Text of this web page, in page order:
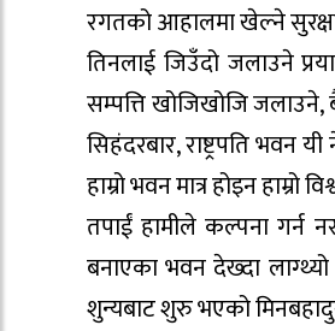
रगतको आहालमा खेल्ने
तिनलाई जिउँदो जलाउने
सम्पत्ति खोजिखोजि
सिहंदरबार, राष्ट्रपति भवन
हाम्रो भवन मात्र होइन
तपाईं हामीले कल्पना गर्न
बनाएका भवन देख्दा
शुन्यबाट शुरु भएको